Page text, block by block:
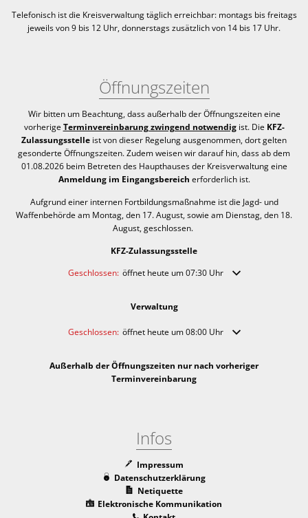
Telefonisch ist die Kreisverwaltung täglich erreichbar: montags bis freitags
jeweils von 9 bis 12 Uhr, donnerstags zusätzlich von 14 bis 17 Uhr.
Öffnungszeiten
Wir bitten um Beachtung, dass außerhalb der Öffnungszeiten eine
vorherige Terminvereinbarung zwingend notwendigist. Die KFZ-
Zulassungsstelle ist von dieser Regelung ausgenommen, dort gelten
gesonderte Öffnungszeiten. Zudem weisen wir darauf hin, dass ab dem
01.08.2026 beim Betreten des Haupthauses der Kreisverwaltung eine
Anmeldung im Eingangsbereich erforderlich ist.
Aufgrund einer internen Fortbildungsmaßnahme ist die Jagd- und
Waffenbehörde am Montag, den 17. August, sowie am Dienstag, den 18.
August, geschlossen.
KFZ-Zulassungsstelle
Klicken, um weitere Öffnungs- oder Schließzeiten
Geschlossen: öffnet heute um 07:30 Uhr
Verwaltung
Klicken, um weitere Öffnungs- oder Schließzeiten
Geschlossen: öffnet heute um 08:00 Uhr
Außerhalb der Öffnungszeiten nur nach vorheriger
Terminvereinbarung
Infos
Impressum
Datenschutzerklärung
Netiquette
Elektronische Kommunikation